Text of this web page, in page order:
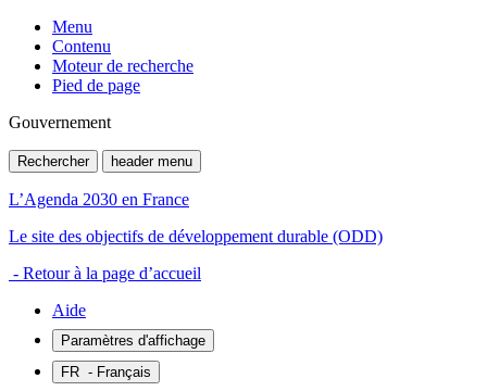
Menu
Contenu
Moteur de recherche
Pied de page
Gouvernement
Rechercher header menu
L’Agenda 2030 en France
Le site des objectifs de développement durable (ODD)
- Retour à la page d’accueil
Aide
Paramètres d'affichage
FR - Français